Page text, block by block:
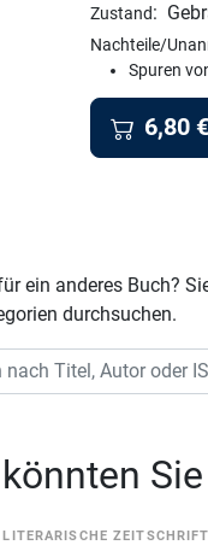
Zustand:
Nachteile/
Spuren
6,80 €
ein anderes Buch?
durchsuchen.
LITERARISCHE ZEITSCHRIFT